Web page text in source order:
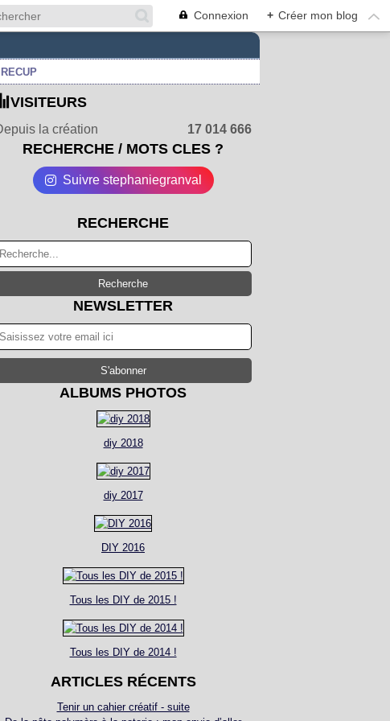
Connexion + Créer mon blog
VISITEURS
la création 17 014 666
RECHERCHE / MOTS CLES ?
Suivre stephaniegranval
RECHERCHE
NEWSLETTER
ALBUMS PHOTOS
diy 2018
diy 2017
DIY 2016
Tous les DIY de 2015 !
Tous les DIY de 2014 !
ARTICLES RÉCENTS
Tenir un cahier créatif - suite